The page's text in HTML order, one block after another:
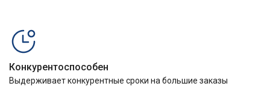
Конкурентоспособен
Выдерживает конкурентные сроки на большие заказы